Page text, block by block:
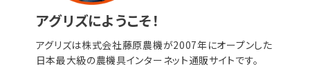
アグリズにようこそ！
アグリズは株式会社藤原農機が2007年にオープンした
日本最大級の農機具インターネット通販サイトです。